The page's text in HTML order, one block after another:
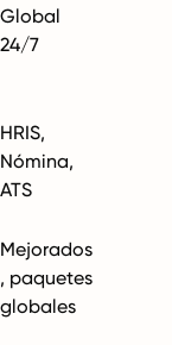
Global
24/7
HRIS,
Nómina,
ATS
Mejorados
, paquetes
globales